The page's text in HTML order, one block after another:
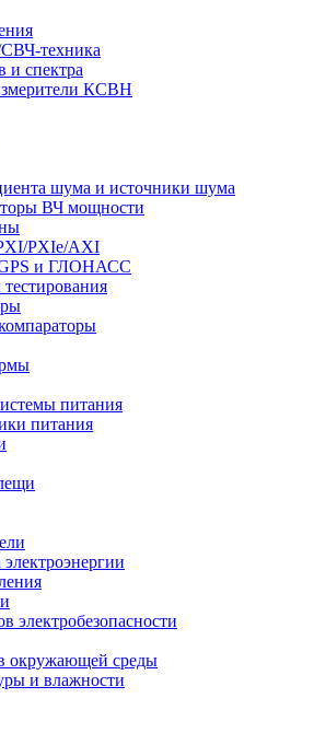
техника
и спектра
КСВН
шума и источники шума
ВЧ мощности
PXIe/AXI
GPS и ГЛОНАСС
питания
питания
электробезопасности
окружающей среды
и влажности